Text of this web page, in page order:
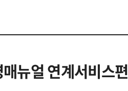
뉴얼 연계서비스편